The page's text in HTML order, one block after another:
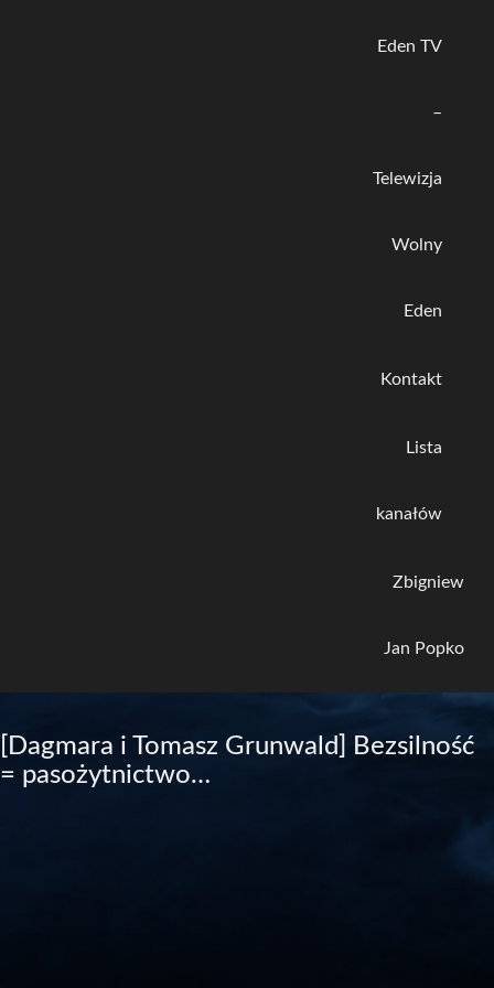
Eden TV
–
Telewizja
Wolny
Eden
Kontakt
Lista
kanałów
Zbigniew
Jan Popko
[Dagmara i Tomasz Grunwald] Bezsilność
= pasożytnictwo…